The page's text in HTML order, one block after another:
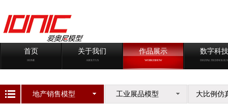
首页
HOME
关于我们
ABOUT US
作品展示
WORKS SHOW
数字科技
DIGITAL TECHNOLOGY
地产销售模型 工业展品模型 大比例仿